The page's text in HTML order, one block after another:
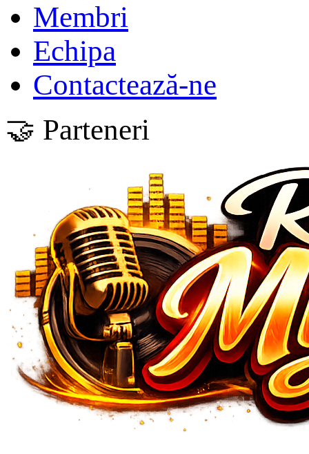
Membri
Echipa
Contactează-ne
🤝 Parteneri